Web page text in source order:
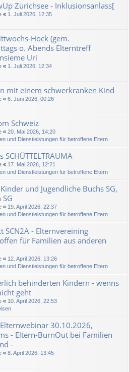
Zürichsee - Inklusionsanlass[
« 1. Juli 2026, 12:35
Hock (gem.
o. Abends Elterntreff
Uri
« 1. Juli 2026, 12:34
mit einem schwerkranken Kind
« 6. Juni 2026, 00:26
Schweiz
« 20. Mai 2026, 14:20
und Dienstleistungen für betroffene Eltern
SCHÜTTELTRAUMA
« 17. Mai 2026, 12:21
und Dienstleistungen für betroffene Eltern
und Jugendliche Buchs SG,
« 19. April 2026, 22:37
und Dienstleistungen für betroffene Eltern
SCN2A - Elternvereining
für Familien aus anderen
« 12. April 2026, 13:26
und Dienstleistungen für betroffene Eltern
behinderten Kindern - wenns
geht
« 10. April 2026, 22:53
30.10.2026,
- Eltern-BurnOut bei Familien
-
« 8. April 2026, 13:45